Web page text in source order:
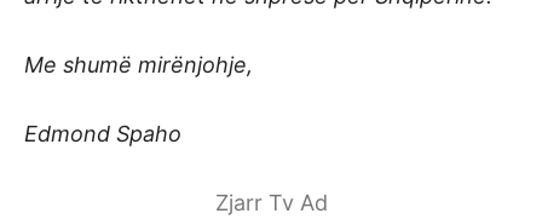
Me shumë mirënjohje,
Edmond Spaho
Zjarr Tv Ad